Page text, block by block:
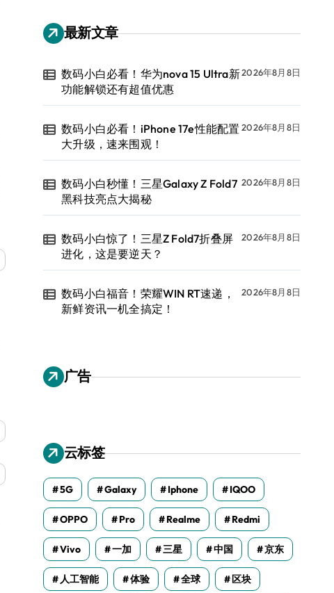
最新文章
数码小白必看！华为nova 15 Ultra新
功能解锁还有超值优惠
2026年8月8日
数码小白必看！iPhone 17e性能配置
大升级，速来围观！
2026年8月8日
数码小白秒懂！三星Galaxy Z Fold7
黑科技亮点大揭秘
2026年8月8日
数码小白惊了！三星Z Fold7折叠屏
进化，这是要逆天？
2026年8月8日
数码小白福音！荣耀WIN RT速递，
新鲜资讯一机全搞定！
2026年8月8日
广告
云标签
5G Galaxy Iphone IQOO
OPPO Pro Realme Redmi
Vivo 一加 三星 中国 京东
人工智能 体验 全球 区块